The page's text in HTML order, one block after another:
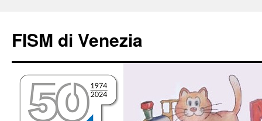
contenuto
FISM di Venezia